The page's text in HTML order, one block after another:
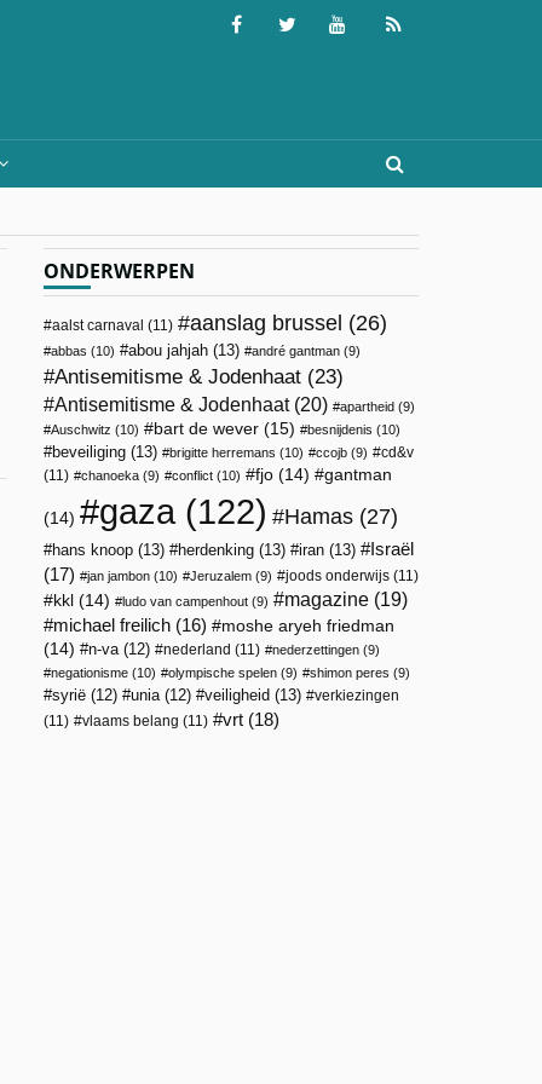
ONDERWERPEN
aalst carnaval (11) aanslag brussel (26)
abbas (10) abou jahjah (13) andré gantman (9)
Antisemitisme & Jodenhaat (23)
Antisemitisme & Jodenhaat(20) apartheid (9)
Auschwitz (10) bart de wever (15) besnijdenis (10)
beveiliging (13) brigitte herremans (10) ccojb (9)
cd&v
(11)
chanoeka (9) conflict (10) fjo (14) gantman
(14) gaza(122) Hamas (27)
hans knoop (13) herdenking (13) iran (13)
Israël
(17)
jan jambon (10) Jeruzalem (9) joods onderwijs (11)
kkl (14) ludo van campenhout (9) magazine (19)
michael freilich (16)
moshe aryeh friedman
(14)
n-va(12) nederland (11) nederzettingen (9)
negationisme (10) olympische spelen (9) shimon peres (9)
syrië (12) unia(12) veiligheid (13)
verkiezingen
(11)
vlaams belang (11) vrt (18)